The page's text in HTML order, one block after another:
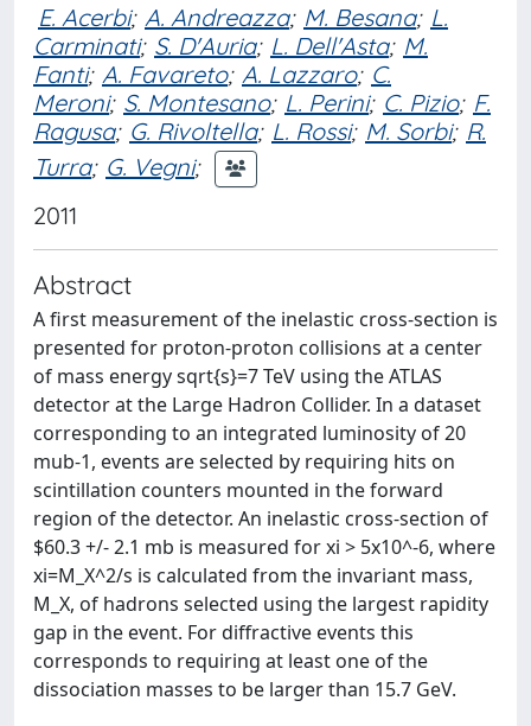
E. Acerbi; A. Andreazza; M. Besana; L.
Carminati; S. D'Auria; L. Dell'Asta; M.
Fanti; A. Favareto; A. Lazzaro; C.
Meroni; S. Montesano; L. Perini; C. Pizio; F.
Ragusa; G. Rivoltella; L. Rossi; M. Sorbi; R.
Turra; G. Vegni;
2011
Abstract
A first measurement of the inelastic cross-section is
presented for proton-proton collisions at a center
of mass energy sqrt{s}=7 TeV using the ATLAS
detector at the Large Hadron Collider. In a dataset
corresponding to an integrated luminosity of 20
mub-1, events are selected by requiring hits on
scintillation counters mounted in the forward
region of the detector. An inelastic cross-section of
$60.3 +/- 2.1 mb is measured for xi > 5x10^-6, where
xi=M_X^2/s is calculated from the invariant mass,
M_X, of hadrons selected using the largest rapidity
gap in the event. For diffractive events this
corresponds to requiring at least one of the
dissociation masses to be larger than 15.7 GeV.